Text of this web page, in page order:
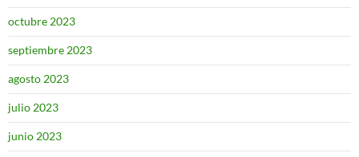
octubre 2023
septiembre 2023
agosto 2023
julio 2023
junio 2023